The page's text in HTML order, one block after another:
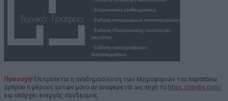
Προσοχή! Επιτρέπεται η αναδημοσίευση των πληροφοριών του παραπάνω
άρθρου ή μέρους αυτών μόνο αν αναφέρεται ως πηγή το https://paidis.com/
και υπάρχει ενεργός σύνδεσμος.